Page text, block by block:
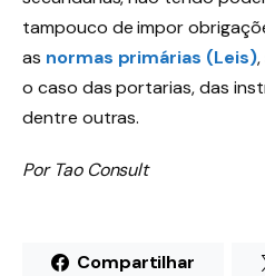
tampouco de impor
as normas primárias (Leis)
o caso das portarias, das
dentre outras.
Por Tao Consult
Compartilhar